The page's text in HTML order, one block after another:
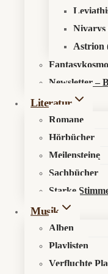
Nivarys
Astrion
Newsletter –
Literatur
Romane
Hörbücher
Meilensteine
Sachbücher
Starke
Musik
Alben
Playlisten
Verfluchte
Asenheim –
🧿 Kurzfazit
Elbenblutist ein großes,
Passage ist zwingend,
🎯 Für wen?
Für Fans von
melodischen Pagan
mögen. Also für Leute,
denken, sondern an
Rückweg.
🎧 Wie klingt das?